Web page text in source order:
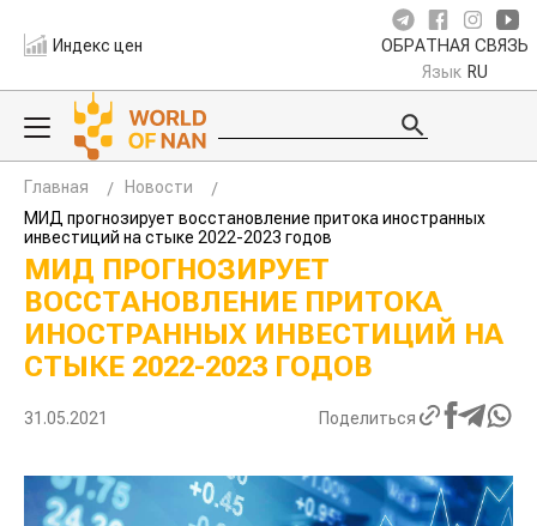
Индекс цен ОБРАТНАЯ СВЯЗЬ
Язык RU
Главная
Новости
МИД прогнозирует восстановление притока иностранных
инвестиций на стыке 2022-2023 годов
МИД ПРОГНОЗИРУЕТ
ВОССТАНОВЛЕНИЕ ПРИТОКА
ИНОСТРАННЫХ ИНВЕСТИЦИЙ НА
СТЫКЕ 2022-2023 ГОДОВ
31.05.2021 Поделиться